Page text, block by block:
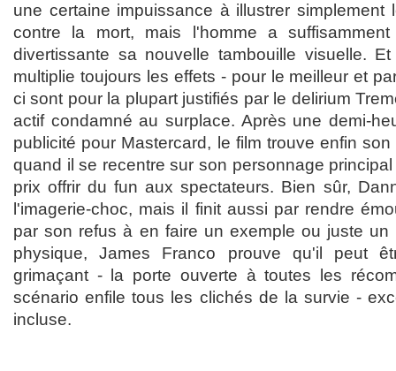
une certaine impuissance à illustrer
contre la mort, mais l'homme a
divertissante sa nouvelle tambouille visuelle.
multiplie toujours les effets - pour le meilleur et
ci sont pour la plupart justifiés par le delirium
actif condamné au surplace. Après une demi-
publicité pour Mastercard, le film trouve enfin
quand il se recentre sur son personnage
prix offrir du fun aux spectateurs. Bien sûr,
l'imagerie-choc, mais il finit aussi par rendre
par son refus à en faire un exemple ou juste
physique, James Franco prouve qu'il peut
grimaçant - la porte ouverte à toutes les
scénario enfile tous les clichés de la survie -
incluse.